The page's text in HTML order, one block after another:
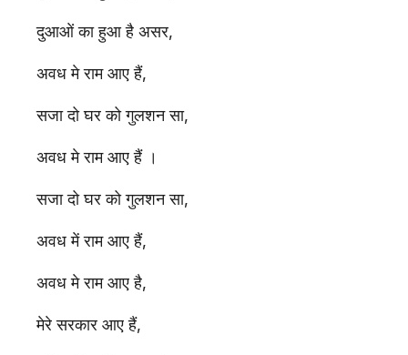
दुआओं का हुआ है असर,
अवध मे राम आए हैं,
सजा दो घर को गुलशन सा,
अवध मे राम आए हैं ।
सजा दो घर को गुलशन सा,
अवध में राम आए हैं,
अवध मे राम आए है,
मेरे सरकार आए हैं,